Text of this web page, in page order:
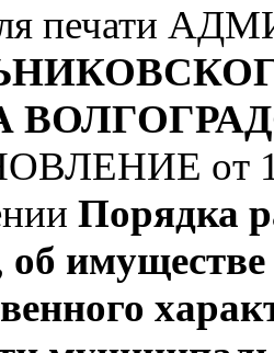
печати
от
Порядка
об имуществе